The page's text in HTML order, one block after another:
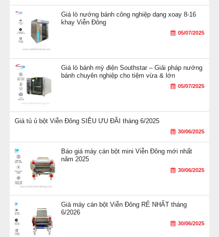
Giá lò nướng bánh công nghiệp dạng xoay 8-16
khay Viễn Đông
05/07/2025
Giá lò bánh mỳ điện Southstar – Giải pháp nướng
bánh chuyên nghiệp cho tiệm vừa & lớn
05/07/2025
Giá tủ ủ bột Viễn Đông SIÊU ƯU ĐÃI tháng 6/2025
30/06/2025
Báo giá máy cán bột mini Viễn Đông mới nhất
năm 2025
30/06/2025
Giá máy cán bột Viễn Đông RẺ NHẤT tháng
6/2026
30/06/2025